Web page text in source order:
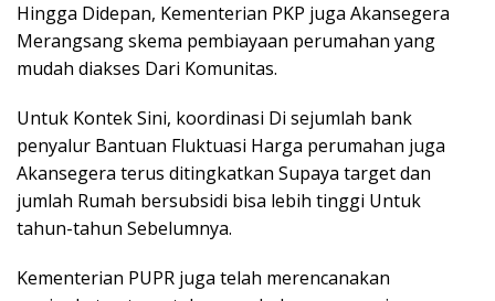
Hingga Didepan, Kementerian PKP juga Akansegera
Merangsang skema pembiayaan perumahan yang
mudah diakses Dari Komunitas.
Untuk Kontek Sini, koordinasi Di sejumlah bank
penyalur Bantuan Fluktuasi Harga perumahan juga
Akansegera terus ditingkatkan Supaya target dan
jumlah Rumah bersubsidi bisa lebih tinggi Untuk
tahun-tahun Sebelumnya.
Kementerian PUPR juga telah merencanakan